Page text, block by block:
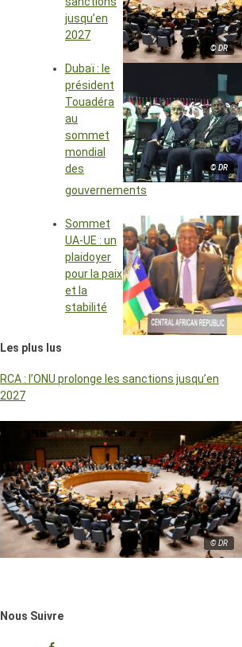
© DR
jusqu’en
2027
© DR
Dubaï : le
président
Touadéra
au
sommet
mondial
des
gouvernements
Sommet
UA-UE : un
plaidoyer
pour la paix
et la
stabilité
Les plus lus
RCA : l’ONU prolonge les sanctions jusqu’en
2027
© DR
Nous Suivre